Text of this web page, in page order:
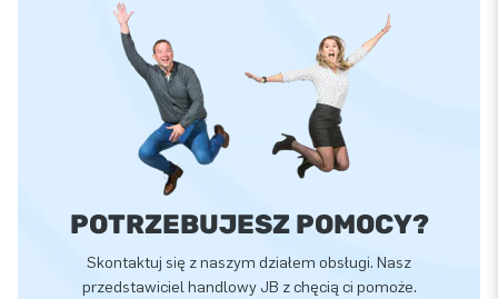
POTRZEBUJESZ POMOCY?
Skontaktuj się z naszym działem obsługi. Nasz
przedstawiciel handlowy JB z chęcią ci pomoże.